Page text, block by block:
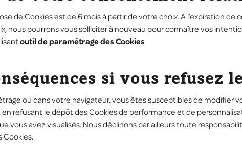
de Cookies est de 6 mois à partir de votre choix. A l’expiration
nous pourrons vous solliciter à nouveau pour connaître vos
outil de paramétrage des Cookies
si vous refusez
ou dans votre navigateur, vous êtes susceptibles de modifier
refusant le dépôt des Cookies de performance et de
vous avez visualisés. Nous déclinons par ailleurs toute
Cookies.